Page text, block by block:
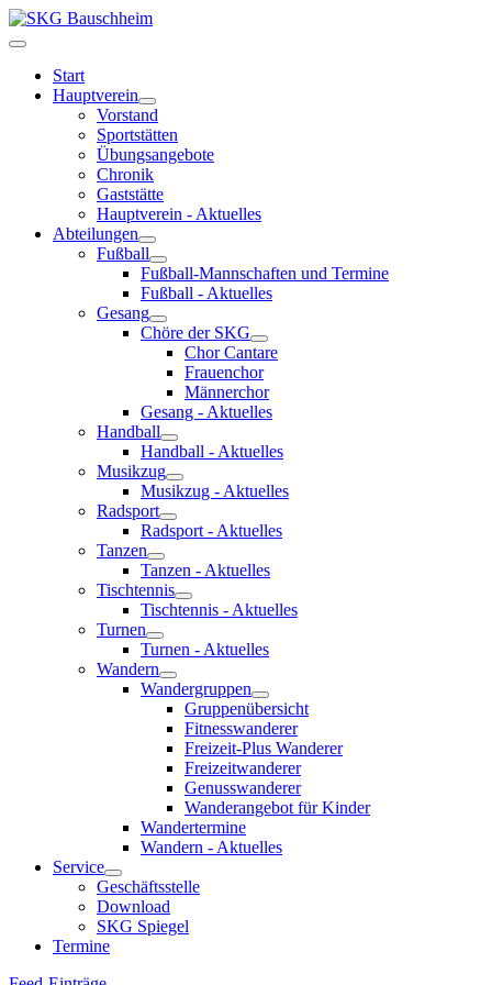
Start
Hauptverein
Vorstand
Sportstätten
Übungsangebote
Chronik
Gaststätte
Hauptverein - Aktuelles
Abteilungen
Fußball
Fußball-Mannschaften und Termine
Fußball - Aktuelles
Gesang
Chöre der SKG
Chor Cantare
Frauenchor
Männerchor
Gesang - Aktuelles
Handball
Handball - Aktuelles
Musikzug
Musikzug - Aktuelles
Radsport
Radsport - Aktuelles
Tanzen
Tanzen - Aktuelles
Tischtennis
Tischtennis - Aktuelles
Turnen
Turnen - Aktuelles
Wandern
Wandergruppen
Gruppenübersicht
Fitnesswanderer
Freizeit-Plus Wanderer
Freizeitwanderer
Genusswanderer
Wanderangebot für Kinder
Wandertermine
Wandern - Aktuelles
Service
Geschäftsstelle
Download
SKG Spiegel
Termine